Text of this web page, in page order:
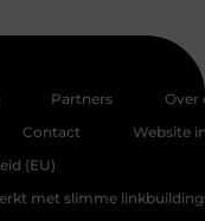
Partners
Over
Contact
Website
(EU)
met slimme